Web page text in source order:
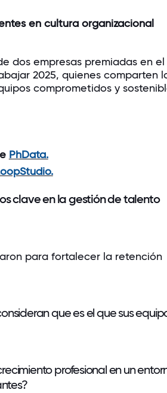
en cultura organizacional
dos empresas premiadas en el
2025, quienes comparten
comprometidos y
PhData.
clave en la gestión de talento
para fortalecer la retención
que es el que sus
profesional en un